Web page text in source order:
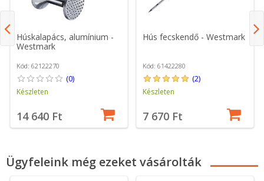
Húskalapács, alumínium -
Westmark
Kód: 62122270
(0)
Készleten
14 640 Ft
Hús fecskendő - Westmark
Kód: 61422280
(2)
Készleten
7 670 Ft
Ügyfeleink még ezeket vásárolták